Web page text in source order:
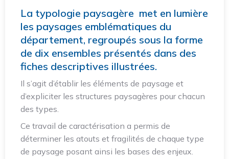
La typologie paysagère met en lumière
les paysages emblématiques du
département, regroupés sous la forme
de dix ensembles présentés dans des
fiches descriptives illustrées.
Il s’agit d’établir les éléments de paysage et
d’expliciter les structures paysagères pour chacun
des types.
Ce travail de caractérisation a permis de
déterminer les atouts et fragilités de chaque type
de paysage posant ainsi les bases des enjeux.